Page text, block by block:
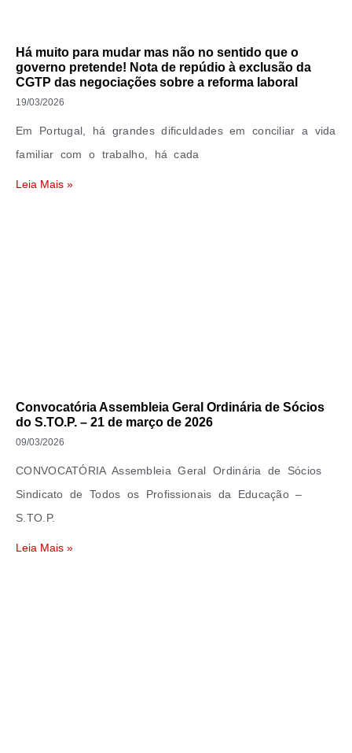
Há muito para mudar mas não no sentido que o
governo pretende! Nota de repúdio à exclusão da
CGTP das negociações sobre a reforma laboral
19/03/2026
Em Portugal, há grandes dificuldades em conciliar a vida
familiar com o trabalho, há cada
Leia Mais »
Convocatória Assembleia Geral Ordinária de Sócios
do S.TO.P. – 21 de março de 2026
09/03/2026
CONVOCATÓRIA Assembleia Geral Ordinária de Sócios
Sindicato de Todos os Profissionais da Educação –
S.TO.P.
Leia Mais »